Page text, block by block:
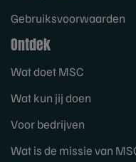
Gebruiksvoorwaarden
Ontdek
Wat doet MSC
Wat kun jij doen
Voor bedrijven
Wat is de missie van